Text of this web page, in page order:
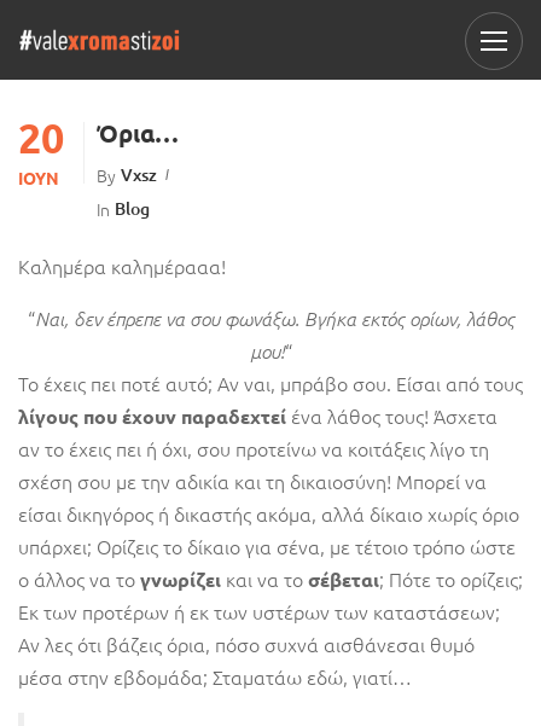
20
ΙΟΎΝ
Όρια…
By Vxsz
In Blog
Καλημέρα καλημέρααα!
“Ναι, δεν έπρεπε να σου φωνάξω. Βγήκα εκτός ορίων, λάθος
μου!“
Το έχεις πει ποτέ αυτό; Αν ναι, μπράβο σου. Είσαι από τους
λίγους που έχουν παραδεχτεί ένα λάθος τους! Άσχετα
αν το έχεις πει ή όχι, σου προτείνω να κοιτάξεις λίγο τη
σχέση σου με την αδικία και τη δικαιοσύνη! Μπορεί να
είσαι δικηγόρος ή δικαστής ακόμα, αλλά δίκαιο χωρίς όριο
υπάρχει; Ορίζεις το δίκαιο για σένα, με τέτοιο τρόπο ώστε
ο άλλος να τογνωρίζει και να τοσέβεται; Πότε το ορίζεις;
Εκ των προτέρων ή εκ των υστέρων των καταστάσεων;
Αν λες ότι βάζεις όρια, πόσο συχνά αισθάνεσαι θυμό
μέσα στην εβδομάδα; Σταματάω εδώ, γιατί…